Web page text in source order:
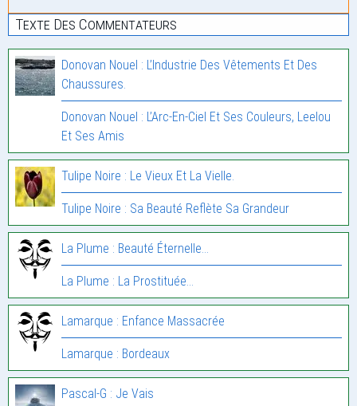
Texte Des Commentateurs
Donovan Nouel : L’Industrie Des Vêtements Et Des
Chaussures.
Donovan Nouel : L’Arc-En-Ciel Et Ses Couleurs, Leelou
Et Ses Amis
Tulipe Noire : Le Vieux Et La Vielle.
Tulipe Noire : Sa Beauté Reflète Sa Grandeur
La Plume : Beauté Éternelle…
La Plume : La Prostituée…
Lamarque : Enfance Massacrée
Lamarque : Bordeaux
Pascal-G : Je Vais